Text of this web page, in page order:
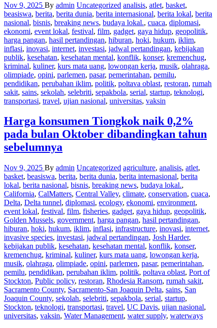
Nov 9, 2025 By admin Uncategorized analisis, atlet, basket,
beasiswa, berita, berita dunia, berita internasional, berita lokal, berita
nasional, bisnis, breaking news, budaya lokal., cuaca, diplomasi,
ekonomi, event lokal, festival, film, gadget, gaya hidup, geopolitik,
harga pangan, hasil pertandingan, hiburan, hoki, hukum, iklim,
inflasi, inovasi, internet, investasi, jadwal pertandingan, kebijakan
publik, kesehatan, kesehatan mental, konflik, konser, kremenchug,
kriminal, kuliner, kurs mata uang, lowongan kerja, musik, olahraga,
olimpiade, opini, parlemen, pasar, pemerintahan, pemilu,
pendidikan, perubahan iklim, politik, poltava oblast, restoran, rumah
sakit, sains, sekolah, selebriti, sepakbola, serial, startup, teknologi,
transportasi, travel, ujian nasional, universitas, vaksin
Harga konsumen Tiongkok naik 0,2%
pada bulan Oktober dibandingkan tahun
sebelumnya
Nov 9, 2025 By admin Uncategorized agriculture, analisis, atlet,
basket, beasiswa, berita, berita dunia, berita internasional, berita
lokal, berita nasional, bisnis, breaking news, budaya lokal.,
California, CalMatters, Central Valley, climate, conservation, cuaca,
Delta, Delta tunnel, diplomasi, ecology, ekonomi, environment,
event lokal, festival, film, fisheries, gadget, gaya hidup, geopolitik,
Golden Mussels, government, harga pangan, hasil pertandingan,
hiburan, hoki, hukum, iklim, inflasi, infrastructure, inovasi, internet,
invasive species, investasi, jadwal pertandingan, Josh Harder,
kebijakan publik, kesehatan, kesehatan mental, konflik, konser,
kremenchug, kriminal, kuliner, kurs mata uang, lowongan kerja,
musik, olahraga, olimpiade, opini, parlemen, pasar, pemerintahan,
pemilu, pendidikan, perubahan iklim, politik, poltava oblast, Port of
Stockton, Public policy, restoran, Rhodesia Ransom, rumah sakit,
Sacramento County, Sacramento-San Joaquin Delta, sains, San
Joaquin County, sekolah, selebriti, sepakbola, serial, startup,
Stockton, teknologi, transportasi, travel, UC Davis, ujian nasional,
universitas, vaksin, Water Management, water supply, waterways